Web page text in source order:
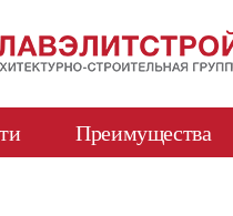
Преимущества